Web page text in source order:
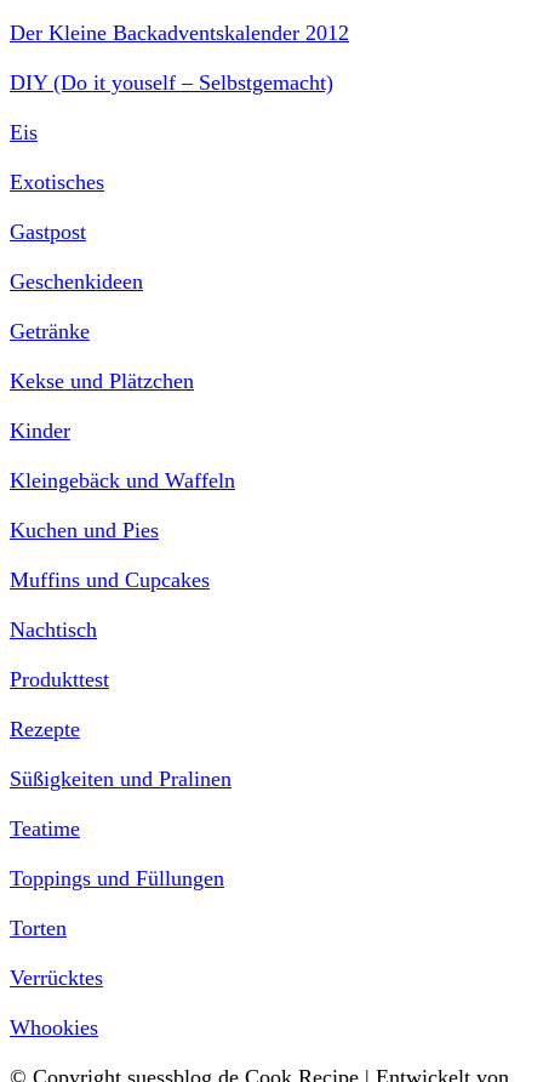
Der Kleine Backadventskalender 2012
DIY (Do it youself – Selbstgemacht)
Eis
Exotisches
Gastpost
Geschenkideen
Getränke
Kekse und Plätzchen
Kinder
Kleingebäck und Waffeln
Kuchen und Pies
Muffins und Cupcakes
Nachtisch
Produkttest
Rezepte
Süßigkeiten und Pralinen
Teatime
Toppings und Füllungen
Torten
Verrücktes
Whookies
© Copyright suessblog.de Cook Recipe | Entwickelt von